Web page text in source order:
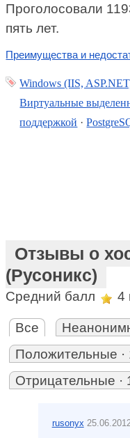
Проголосовали
пять лет.
Преимущества и
Windows (IIS,
Виртуальные
поддержкой ·
Отзывы о
(Русоникс)
Средний балл 4
Все
Положительные ·
Отрицательные ·
rusonyx